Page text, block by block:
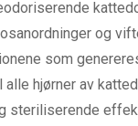
og
som
hjørner av
steriliserende